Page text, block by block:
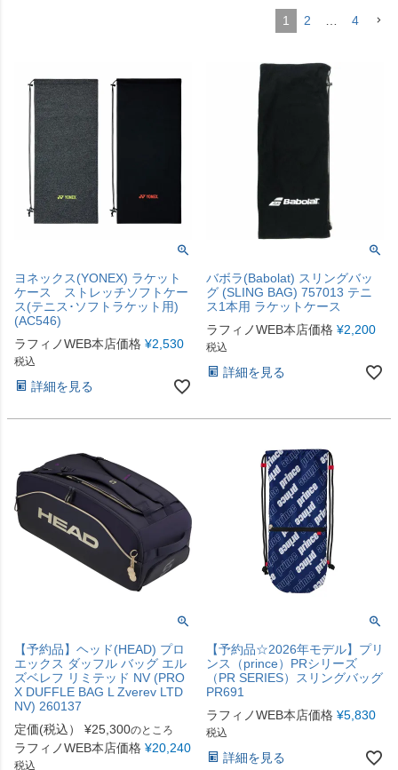
1 2 4
ヨネックス(YONEX) ラケット
ケース ストレッチソフトケー
ス(テニス･ソフトラケット用)
(AC546)
ラフィノWEB本店価格 ¥2,530
税込
詳細を見る
バボラ(Babolat) スリングバッ
グ (SLING BAG) 757013 テニ
ス1本用 ラケットケース
ラフィノWEB本店価格 ¥2,200
税込
詳細を見る
【予約品】ヘッド(HEAD) プロ
エックス ダッフル バッグ エル
ズベレフ リミテッド NV (PRO
X DUFFLE BAG L Zverev LTD
NV) 260137
定価(税込）
¥25,300のところ
ラフィノWEB本店価格 ¥20,240
税込
【予約品☆2026年モデル】プリ
ンス（prince）PRシリーズ
（PR SERIES）スリングバッグ
PR691
ラフィノWEB本店価格 ¥5,830
税込
詳細を見る